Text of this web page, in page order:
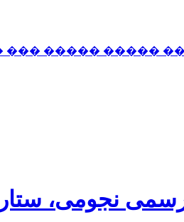
��� ����� �����
رسمی نجومی،